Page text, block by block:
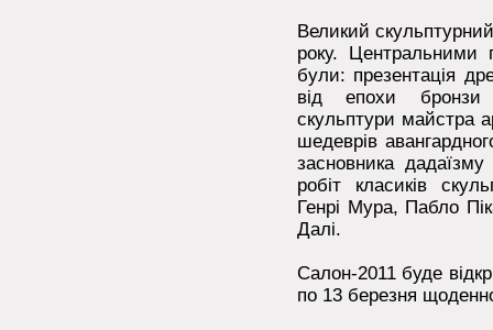
Великий
року. Центральними
були: презентація
від епохи бронзи
скульптури майстра
шедеврів
засновника
робіт класиків
Генрі Мура, Пабло
Далі.
Салон-2011 буде
по 13 березня